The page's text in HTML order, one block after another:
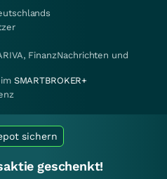
FinanzNachrichten und
SMARTBROKER+
sichern
geschenkt!